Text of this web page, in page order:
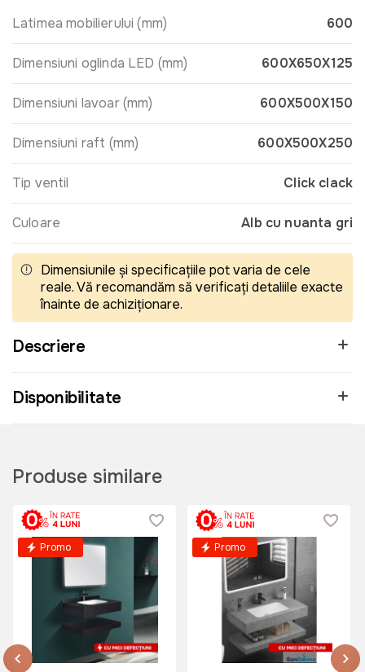
Latimea mobilierului (mm) 600
Dimensiuni oglinda LED (mm) 600X650X125
Dimensiuni lavoar (mm) 600X500X150
Dimensiuni raft (mm) 600X500X250
Tip ventil Click clack
Culoare Alb cu nuanta gri
Dimensiunile și specificațiile pot varia de cele
reale. Vă recomandăm să verificați detaliile exacte
înainte de achiziționare.
Descriere
Disponibilitate
Produse similare
Promo Promo